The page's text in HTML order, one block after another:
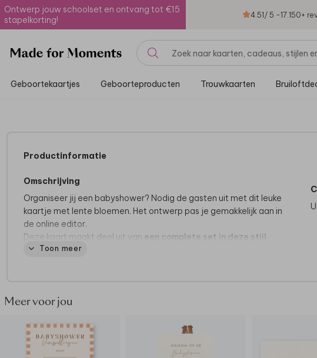
Ontwerp jouw schoolset en ontvang tot €15
stapelkorting!
4.51/ 5 -17.150+
Geboortekaartjes Geboorteproducten Trouwkaarten
Productinformatie
Omschrijving
Organiseer jij een babyshower? Nodig de gasten uit met dit leuke
kaartje met lente bloemen. Het ontwerp pas je gemakkelijk aan in
de online editor.
Deze kaart maakt deel uit van een complete set in deze stijl.
Toon meer
Meer voor jou